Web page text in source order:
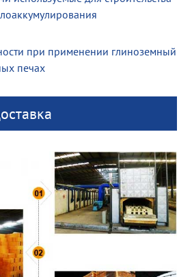
при применении глиноземный
печах